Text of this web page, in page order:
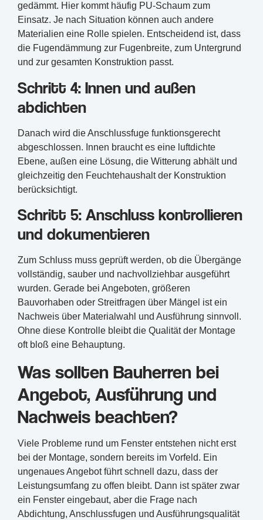
gedämmt. Hier kommt häufig PU-Schaum zum
Einsatz. Je nach Situation können auch andere
Materialien eine Rolle spielen. Entscheidend ist, dass
die Fugendämmung zur Fugenbreite, zum Untergrund
und zur gesamten Konstruktion passt.
Schritt 4: Innen und außen
abdichten
Danach wird die Anschlussfuge funktionsgerecht
abgeschlossen. Innen braucht es eine luftdichte
Ebene, außen eine Lösung, die Witterung abhält und
gleichzeitig den Feuchtehaushalt der Konstruktion
berücksichtigt.
Schritt 5: Anschluss kontrollieren
und dokumentieren
Zum Schluss muss geprüft werden, ob die Übergänge
vollständig, sauber und nachvollziehbar ausgeführt
wurden. Gerade bei Angeboten, größeren
Bauvorhaben oder Streitfragen über Mängel ist ein
Nachweis über Materialwahl und Ausführung sinnvoll.
Ohne diese Kontrolle bleibt die Qualität der Montage
oft bloß eine Behauptung.
Was sollten Bauherren bei
Angebot, Ausführung und
Nachweis beachten?
Viele Probleme rund um Fenster entstehen nicht erst
bei der Montage, sondern bereits im Vorfeld. Ein
ungenaues Angebot führt schnell dazu, dass der
Leistungsumfang zu offen bleibt. Dann ist später zwar
ein Fenster eingebaut, aber die Frage nach
Abdichtung, Anschlussfugen und Ausführungsqualität